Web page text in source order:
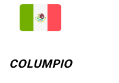
COLUMPIO